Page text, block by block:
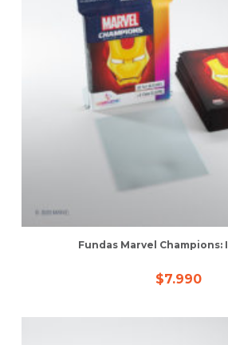
Fundas Marvel Champions:
$7.990